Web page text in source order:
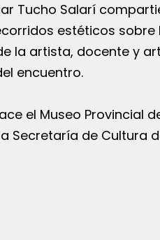
Tucho Salarí
estéticos
la artista, docente y
encuentro.
el Museo Provincial
Secretaría de Cultura